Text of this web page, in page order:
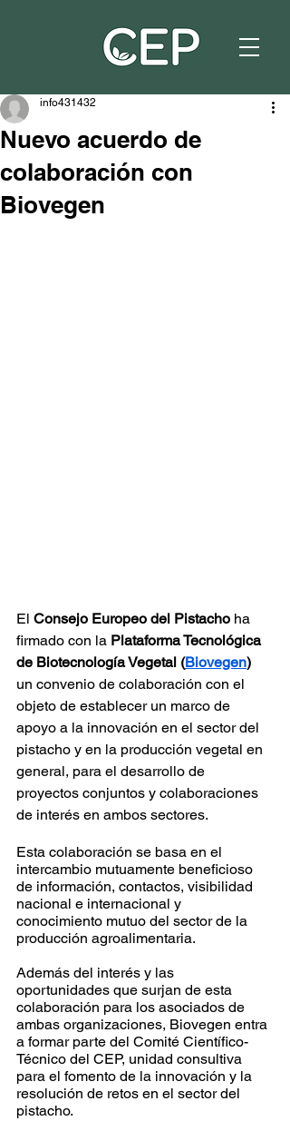
Nuevo acuerdo de
colaboración con
Biovegen
info431432
El Consejo Europeo del Pistacho ha
firmado con la Plataforma Tecnológica
de Biotecnología Vegetal (Biovegen)
un convenio de colaboración con el
objeto de establecer un marco de
apoyo a la innovación en el sector del
pistacho y en la producción vegetal en
general, para el desarrollo de
proyectos conjuntos y colaboraciones
de interés en ambos sectores.
Esta colaboración se basa en el
intercambio mutuamente beneficioso
de información, contactos, visibilidad
nacional e internacional y
conocimiento mutuo del sector de la
producción agroalimentaria.
Además del interés y las
oportunidades que surjan de esta
colaboración para los asociados de
ambas organizaciones, Biovegen entra
a formar parte del Comité Científico-
Técnico del CEP, unidad consultiva
para el fomento de la innovación y la
resolución de retos en el sector del
pistacho.